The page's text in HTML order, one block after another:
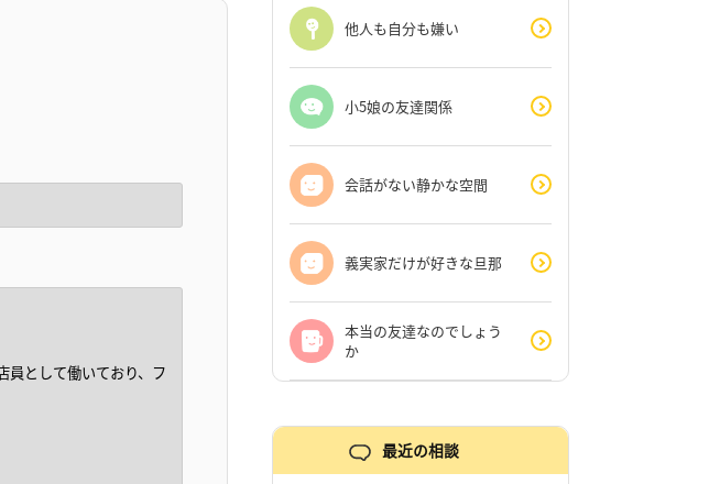
他人も自分も嫌い
小5娘の友達関係
会話がない静かな空間
義実家だけが好きな旦那
本当の友達なのでしょう
か
最近の相談